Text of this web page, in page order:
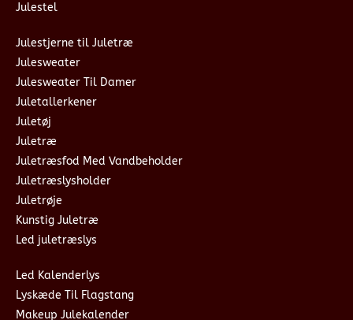
Julestel
Julestjerne til Juletræ
Julesweater
Julesweater Til Damer
Juletallerkener
Juletøj
Juletræ
Juletræsfod Med Vandbeholder
Juletræslysholder
Juletrøje
Kunstig Juletræ
Led juletræslys
Led Kalenderlys
Lyskæde Til Flagstang
Makeup Julekalender